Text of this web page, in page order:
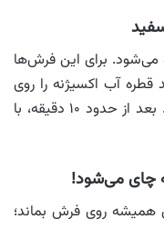
برای این فرش‌ها
قطره آب اکسیژنه را روی
دستمال بریزید و به آرامی روی لکه بزنید. بعد از حدود ۱۰ دقیقه، با
چای می‌شود!
همیشه روی فرش بماند؛